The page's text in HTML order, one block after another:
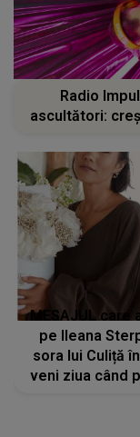
Radio
ascultători:
MESAJUL care
pe Ileana
sora lui Culiță
veni ziua când